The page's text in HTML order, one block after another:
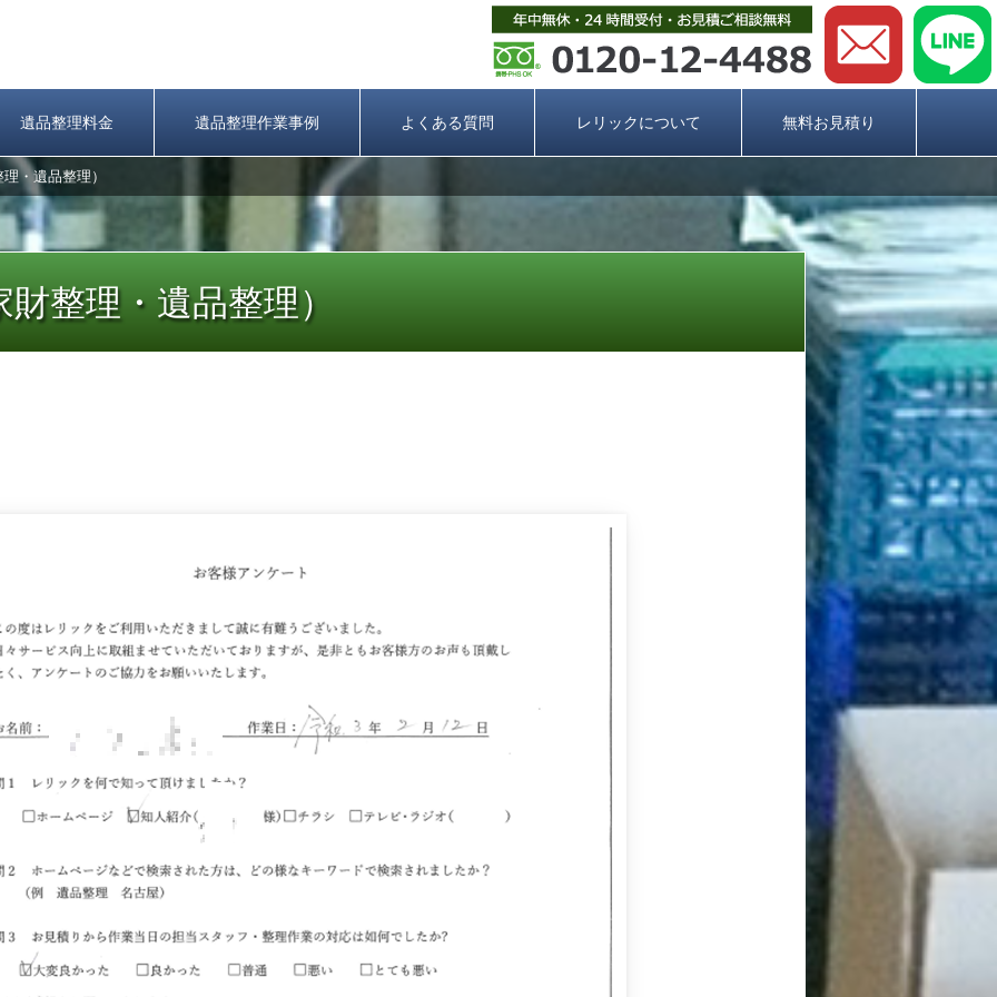
遺品整理料金 遺品整理作業事例 よくある質問 レリックについて 無料お見積り
・遺品整理）
整理・遺品整理）